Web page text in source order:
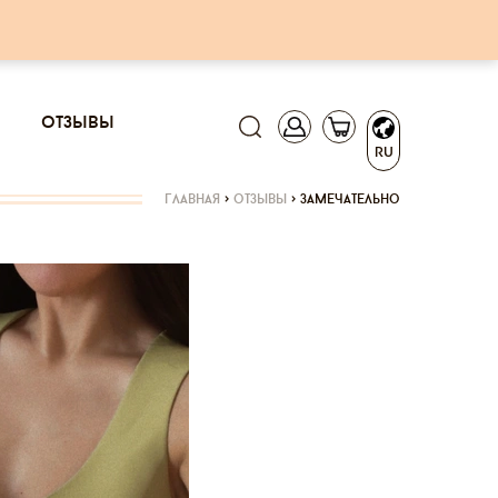
RU
отзывы
главная > отзывы > замечательно